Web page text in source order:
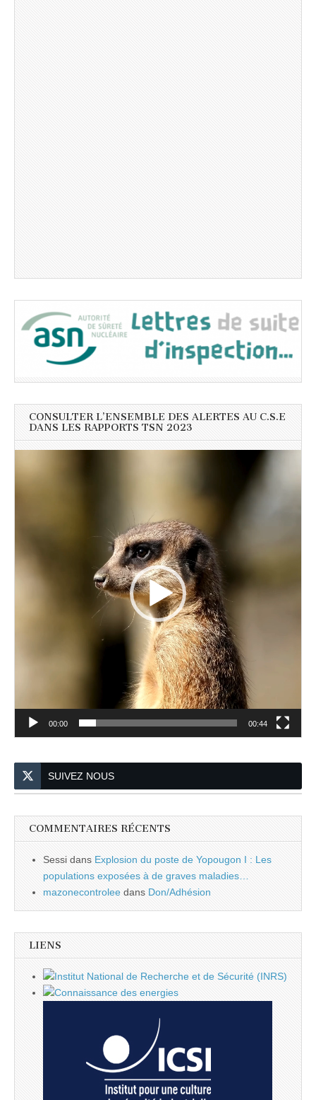
CONSULTER L’ENSEMBLE DES ALERTES AU C.S.E
DANS LES RAPPORTS TSN 2023
00:00 00:44
SUIVEZ NOUS
COMMENTAIRES RÉCENTS
Sessi dans Explosion du poste de Yopougon I : Les
populations exposées à de graves maladies…
mazonecontrolee dans Don/Adhésion
LIENS